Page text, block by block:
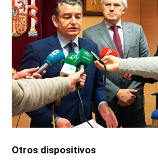
Otros dispositivos